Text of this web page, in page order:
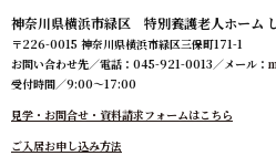
神奈川県横浜市緑区 特別養護老人ホーム
〒226-0015 神奈川県横浜市緑区三保町171-1
お問い合わせ先／電話：045-921-0013／メール：
受付時間／9:00～17:00
見学・お問合せ・資料請求フォームはこちら
ご入居お申し込み方法